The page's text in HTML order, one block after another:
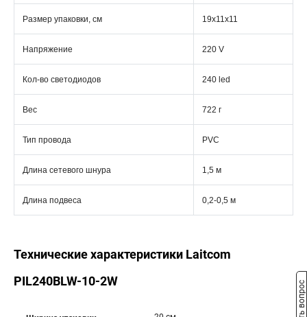
Размер упаковки, см 19х11х11
Напряжение 220 V
Кол-во светодиодов 240 led
Вес 722 г
Тип провода PVC
Длина сетевого шнура 1,5 м
Длина подвеса 0,2-0,5 м
Технические характеристики Laitcom
PIL240BLW-10-2W